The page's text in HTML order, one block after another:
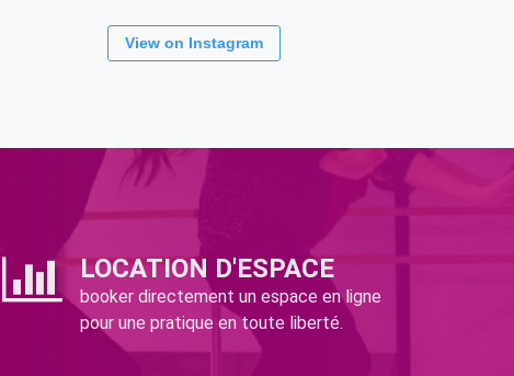
View on Instagram
LOCATION D'ESPACE
booker directement un espace en ligne
pour une pratique en toute liberté.